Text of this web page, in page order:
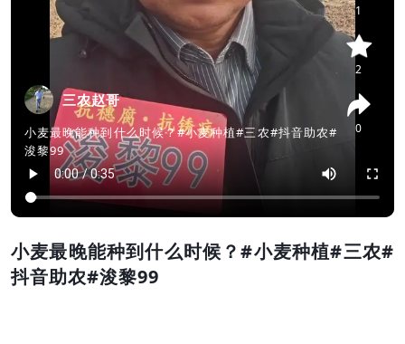
三农赵哥
小麦最晚能种到什么时候？#小麦种植#三农#抖音助农#
浚黎99
1
2
0
小麦最晚能种到什么时候？#小麦种植#三农#
抖音助农#浚黎99